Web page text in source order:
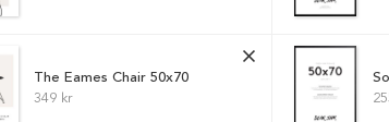
The Eames Chair 50x70
349 kr